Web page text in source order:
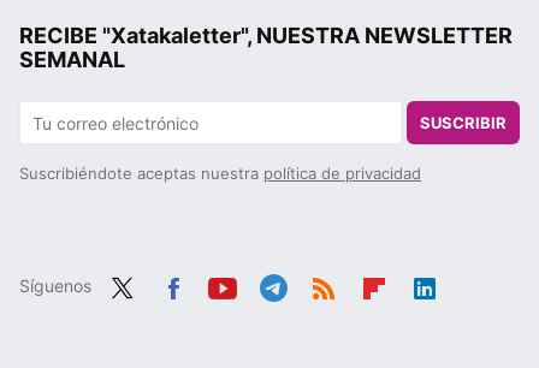
RECIBE "Xatakaletter", NUESTRA NEWSLETTER
SEMANAL
SUSCRIBIR
Suscribiéndote aceptas nuestra política de privacidad
Síguenos